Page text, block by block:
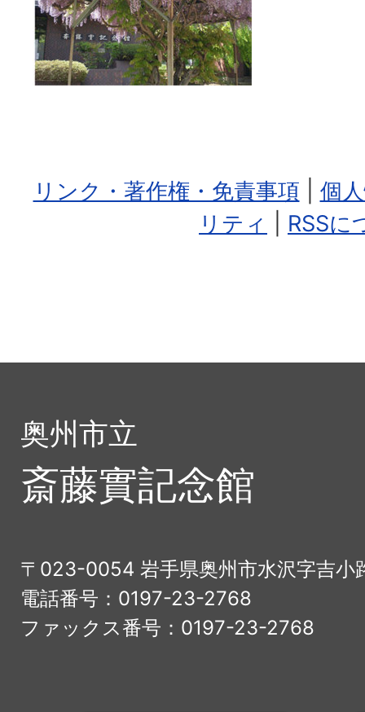
リンク・著作権・免責事項
個
リティ
RSSに
奥州市立
斎藤實記念館
〒023-0054 岩手県奥州市水沢字吉小
電話番号：0197-23-2768
ファックス番号：0197-23-2768